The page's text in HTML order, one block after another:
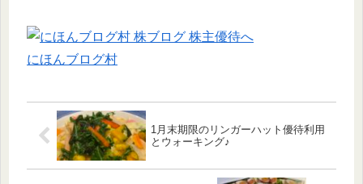
にほんブログ村
1月末期限のリンガーハット優待利用
とウォーキング♪